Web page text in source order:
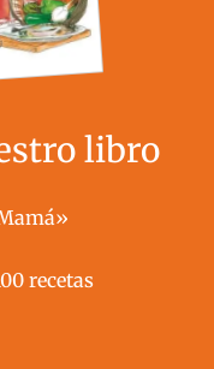
libro
recetas